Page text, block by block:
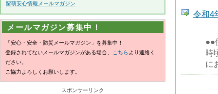
令和4
●●
時
に
留萌安心情報メールマガジン
メールマガジン募集中！
「安心・安全・防災メールマガジン」を募集中！
登録されてないメールマガジンがある場合、
こちら より連絡く
ださい。
ご協力よろしくお願いします。
スポンサーリンク